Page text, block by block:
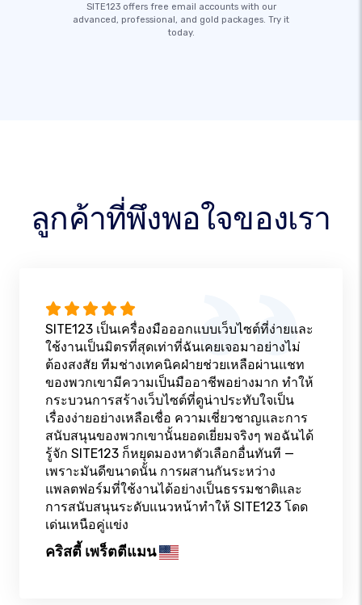
SITE123 offers free email accounts with our
advanced, professional, and gold packages. Try it
today.
ลูกค้าที่พึงพอใจของเรา
SITE123 เป็นเครื่องมือออกแบบเว็บไซต์ที่ง่ายและ
ใช้งานเป็นมิตรที่สุดเท่าที่ฉันเคยเจอมาอย่างไม่
ต้องสงสัย ทีมช่างเทคนิคฝ่ายช่วยเหลือผ่านแชท
ของพวกเขามีความเป็นมืออาชีพอย่างมาก ทำให้
กระบวนการสร้างเว็บไซต์ที่ดูน่าประทับใจเป็น
เรื่องง่ายอย่างเหลือเชื่อ ความเชี่ยวชาญและการ
สนับสนุนของพวกเขานั้นยอดเยี่ยมจริงๆ พอฉันได้
รู้จัก SITE123 ก็หยุดมองหาตัวเลือกอื่นทันที —
เพราะมันดีขนาดนั้น การผสานกันระหว่าง
แพลตฟอร์มที่ใช้งานได้อย่างเป็นธรรมชาติและ
การสนับสนุนระดับแนวหน้าทำให้ SITE123 โดด
เด่นเหนือคู่แข่ง
คริสตี้ เพร็ตตีแมน